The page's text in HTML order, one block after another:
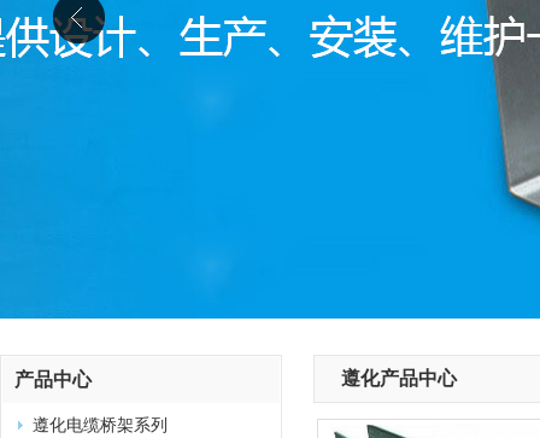
产品中心
遵化电缆桥架系列
遵化产品中心